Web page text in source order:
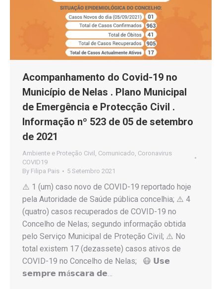
Acompanhamento do Covid-19 no
Município de Nelas . Plano Municipal
de Emergência e Protecção Civil .
Informação nº 523 de 05 de setembro
de 2021
Ambiente e Proteção Civil Comunicado Coronavirus
COVID19
By Filipa Pais 5 Setembro 2021
⚠️ 1 (um) caso novo de COVID-19 reportado hoje
pela Autoridade de Saúde pública concelhia; ⚠️ 4
(quatro) casos recuperados de COVID-19 no
Concelho de Nelas; segundo informação obtida
pelo Serviço Municipal de Proteção Civil; ⚠️ No
total existem 17 (dezassete) casos ativos de
COVID-19 no Concelho de Nelas; 😷 𝗨𝘀𝗲
𝘀𝗲𝗺𝗽𝗿𝗲 𝗺á𝘀𝗰𝗮𝗿𝗮 𝗱𝗲…